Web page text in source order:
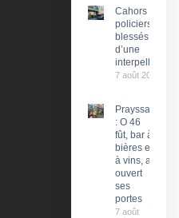
Cahors : Des
policiers
blessés lors
d’une
interpellation
7 août 2026
Prayssac
: O 46
fût, bar à
bières et
à vins, a
ouvert
ses
portes
7 août